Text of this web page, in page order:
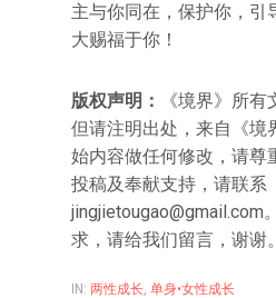
主与你同在，保护你，引
大赐福于你！
版权声明：
《境界》所有
但请注明出处，来自《境
始内容做任何修改，请尊
投稿及奉献支持，请联系
jingjietougao@gmail.com
求，请给我们留言，谢谢。
IN: 两性成长, 单身•女性成长